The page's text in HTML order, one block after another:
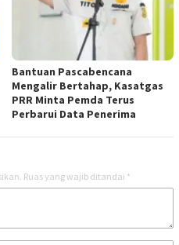
Bantuan Pascabencana
Mengalir Bertahap, Kasatgas
PRR Minta Pemda Terus
Perbarui Data Penerima
Ruas yang wajib ditandai *